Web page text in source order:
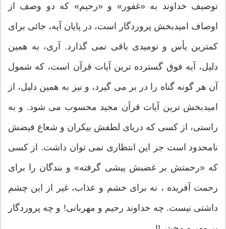
توصیف خداوند به «غفور» و «رحیم» که دو وصف از
اوصاف امیدبخش پروردگار است، در پایان آیه، جائى براى
کمترین یأس و نومیدى باقى نمى گذارد. آرى، به همین
دلیل، آیه فوق گسترده ترین آیات قرآن است، که شمول
آن هر گونه گناه را در بر مى گیرد، و نیز به همین دلیل، از
امیدبخش ترین آیات قرآن مجید محسوب مى شود. و به
راستى، از کسى که دریاى لطفش بیکران و شعاع فیضش
نامحدود است جز این انتظارى نمى توان داشت. از کسى
که «رحمتش بر غضبش پیشى گرفته» و بندگان را براى
رحمت آفریده ، نه براى خشم و عذاب، غیر از این چشم
داشتى نیست. چه خداوند رحیم و مهربانى! و چه پروردگار